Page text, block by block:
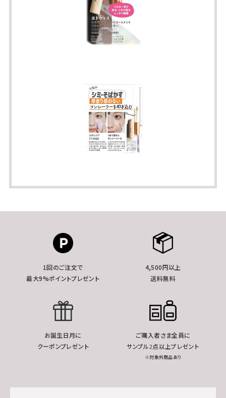
1回のご注文で
最大9%ポイントプレゼント
4,500円以上
送料無料
お誕生日月に
クーポンプレゼント
ご購入者さま全員に
サンプル2点以上プレゼント
※対象外商品あり